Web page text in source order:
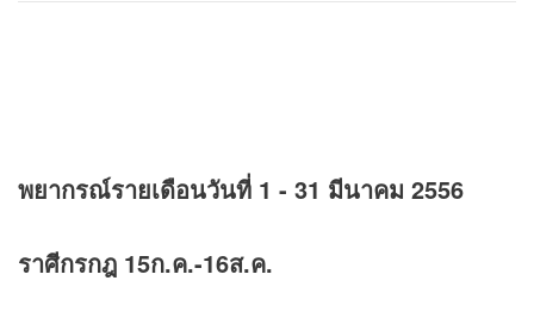
พยากรณ์รายเดือนวันที่ 1 - 31 มีนาคม 2556
ราศีกรกฎ 15ก.ค.-16ส.ค.